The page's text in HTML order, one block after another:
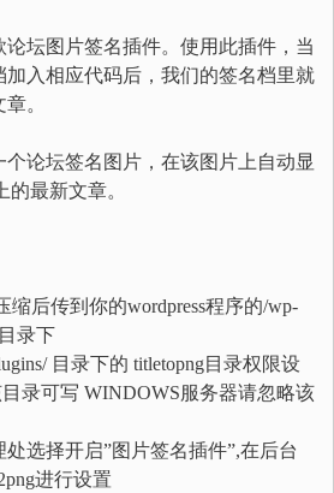
坛图片签名插件。使用此插件，当
入相应代码后，我们的签名档里就
。
个论坛签名图片，在该图片上自动显
的最新文章。
缩后传到你的wordpress程序的/wp-
录下
目录下的 titletopng目录权限设
录可写 WINDOWS服务器请忽略该
选择开启”图片签名插件”,在后台
进行设置